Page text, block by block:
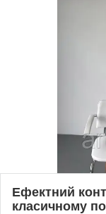
Ефектний
класичному